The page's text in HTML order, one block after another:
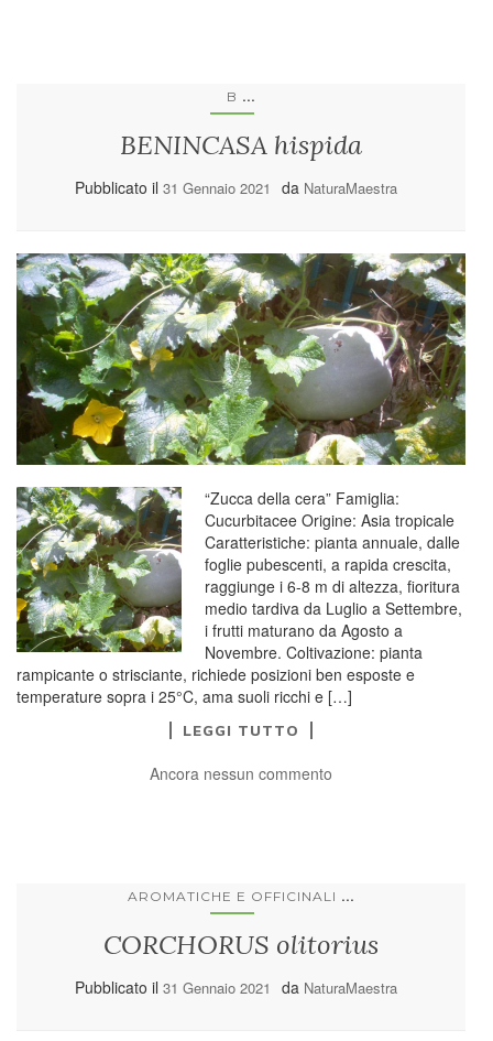
B ...
BENINCASA hispida
Pubblicato il 31 Gennaio 2021 da NaturaMaestra
“Zucca della cera” Famiglia:
Cucurbitacee Origine: Asia tropicale
Caratteristiche: pianta annuale, dalle
foglie pubescenti, a rapida crescita,
raggiunge i 6-8 m di altezza, fioritura
medio tardiva da Luglio a Settembre,
i frutti maturano da Agosto a
Novembre. Coltivazione: pianta
rampicante o strisciante, richiede posizioni ben esposte e
temperature sopra i 25°C, ama suoli ricchi e […]
LEGGI TUTTO
Ancora nessun commento
AROMATICHE E OFFICINALI ...
CORCHORUS olitorius
Pubblicato il 31 Gennaio 2021 da NaturaMaestra